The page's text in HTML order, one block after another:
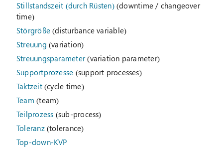
Stillstandszeit (durch Rüsten)(downtime / changeover
time)
Störgröße (disturbance variable)
Streuung (variation)
Streuungsparameter(variation parameter)
Supportprozesse (support processes)
Taktzeit(cycle time)
Team (team)
Teilprozess (sub-process)
Toleranz(tolerance)
Top-down-KVP